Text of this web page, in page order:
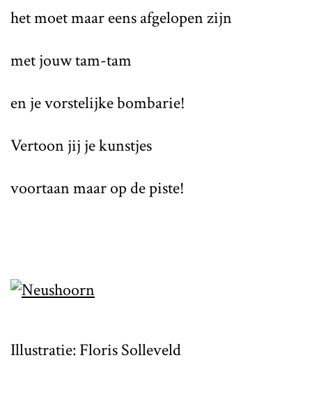
het moet maar eens afgelopen zijn
met jouw tam-tam
en je vorstelijke bombarie!
Vertoon jij je kunstjes
voortaan maar op de piste!
Illustratie: Floris Solleveld